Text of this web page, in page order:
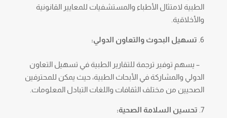
الطبية لامتثال الأطباء والمستشفيات للمعايير القانونية
والأخلاقية.
تسهيل البحوث والتعاون الدولي:
– يسهم توفير ترجمة للتقارير الطبية في تسهيل التعاون
الدولي والمشاركة في الأبحاث الطبية، حيث يمكن للمحترفين
الصحيين من مختلف الثقافات واللغات التبادل المعلومات.
تحسين السلامة الصحية: